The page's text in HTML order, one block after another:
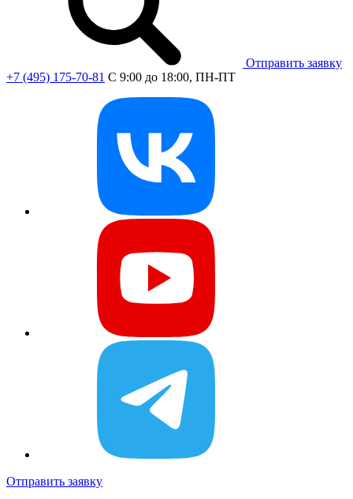
Отправить заявку
+7 (495) 175-70-81 C 9:00 до 18:00, ПН-ПТ
Отправить заявку